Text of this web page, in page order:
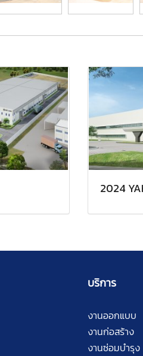
2024
บริการ
งานออกแบบ
งานก่อสร้าง
งานซ่อมบำรุง